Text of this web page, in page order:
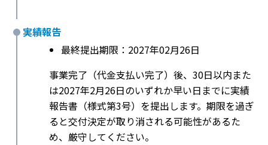
実績報告
最終提出期限：2027年02月26日
事業完了（代金支払い完了）後、30日以内また
は2027年2月26日のいずれか早い日までに実績
報告書（様式第3号）を提出します。期限を過ぎ
ると交付決定が取り消される可能性があるた
め、厳守してください。